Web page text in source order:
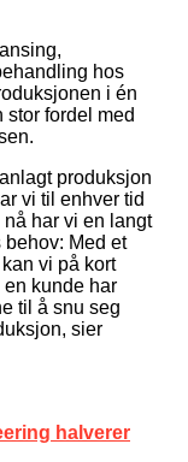
hos
i én
fordel med
produksjon
vi til enhver tid
har vi en langt
Med et
vi på kort
kunde har
til å snu seg
sier
halverer